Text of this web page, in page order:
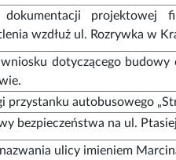
projektowej
wzdłuż ul. Rozrywka w
dotyczącego
przystanku autobusowego
bezpieczeństwa na ul.
ulicy imieniem